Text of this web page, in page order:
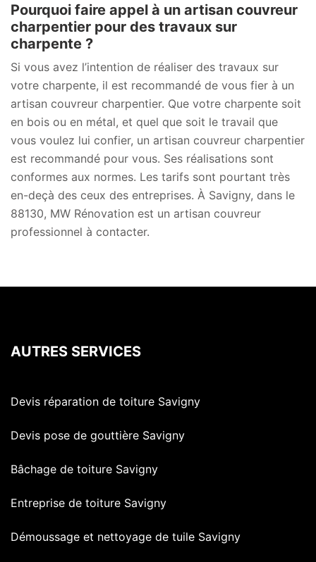
Pourquoi faire appel à un artisan couvreur
charpentier pour des travaux sur
charpente ?
Si vous avez l’intention de réaliser des travaux sur
votre charpente, il est recommandé de vous fier à un
artisan couvreur charpentier. Que votre charpente soit
en bois ou en métal, et quel que soit le travail que
vous voulez lui confier, un artisan couvreur charpentier
est recommandé pour vous. Ses réalisations sont
conformes aux normes. Les tarifs sont pourtant très
en-deçà des ceux des entreprises. À Savigny, dans le
88130, MW Rénovation est un artisan couvreur
professionnel à contacter.
AUTRES SERVICES
Devis réparation de toiture Savigny
Devis pose de gouttière Savigny
Bâchage de toiture Savigny
Entreprise de toiture Savigny
Démoussage et nettoyage de tuile Savigny